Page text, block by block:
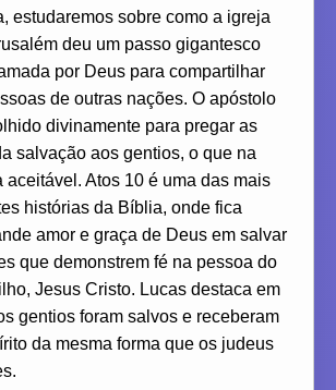
estudaremos sobre como a igreja
deu um passo gigantesco
por Deus para compartilhar
de outras nações. O apóstolo
divinamente para pregar as
salvação aos gentios, o que na
aceitável. Atos 10 é uma das mais
histórias da Bíblia, onde fica
amor e graça de Deus em salvar
que demonstrem fé na pessoa do
Jesus Cristo. Lucas destaca em
gentios foram salvos e receberam
da mesma forma que os judeus